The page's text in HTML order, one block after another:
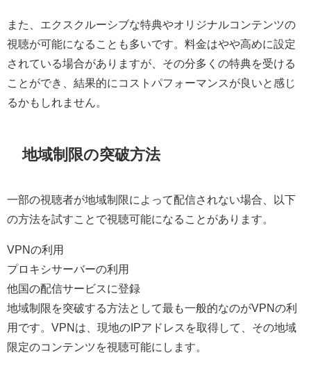
また、エクスクルーシブな特典やオリジナルコンテンツの
視聴が可能になることも多いです。料金はやや高めに設定
されている場合がありますが、その分多くの特典を受ける
ことができ、結果的にコストパフォーマンスが良いと感じ
るかもしれません。
地域制限の突破方法
一部の視聴者が地域制限によって配信されない場合、以下
の方法を試すことで視聴可能になることがあります。
VPNの利用
プロキシサーバーの利用
他国の配信サービスに登録
地域制限を突破する方法として最も一般的なのがVPNの利
用です。VPNは、現地のIPアドレスを取得して、その地域
限定のコンテンツを視聴可能にします。